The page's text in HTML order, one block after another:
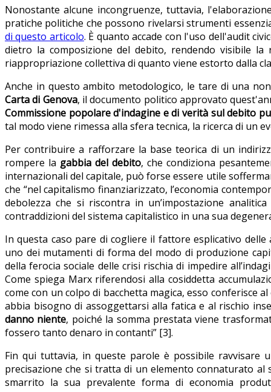
Nonostante alcune incongruenze, tuttavia,
pratiche politiche che possono rivelarsi strumenti
di questo articolo. È quanto accade con l'uso dell'audit
dietro la composizione del debito, rendendo visibile
riappropriazione collettiva di quanto viene estorto dalla
Anche in questo ambito metodologico, le tare di una
Carta di Genova, il documento politico approvato
Commissione popolare d'indagine e di verità sul debito
tal modo viene rimessa alla sfera tecnica, la ricerca di un
Per contribuire a rafforzare la base teorica di un
rompere la gabbia del debito, che condiziona
internazionali del capitale, può forse essere utile
che “nel capitalismo finanziarizzato, l’economia
debolezza che si riscontra in un’impostazione
contraddizioni del sistema capitalistico in una sua
In questa caso pare di cogliere il fattore esplicativo
uno dei mutamenti di forma del modo di produzione
della ferocia sociale delle crisi rischia di impedire
Come spiega Marx riferendosi alla cosiddetta
come con un colpo di bacchetta magica, esso conferisce
abbia bisogno di assoggettarsi alla fatica e al rischio
danno niente, poiché la somma prestata viene
fossero tanto denaro in contanti” [3].
Fin qui tuttavia, in queste parole è possibile ravvisare
precisazione che si tratta di un elemento connaturato
smarrito la sua prevalente forma di economia